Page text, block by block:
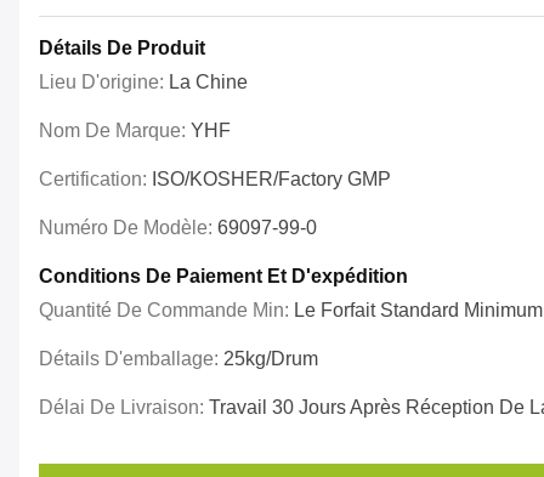
Détails De Produit
Lieu D'origine: La Chine
Nom De Marque: YHF
Certification: ISO/KOSHER/Factory GMP
Numéro De Modèle: 69097-99-0
Conditions De Paiement Et D'expédition
Quantité De Commande Min: Le Forfait Standard
Détails D'emballage: 25kg/drum
Délai De Livraison: Travail 30 Jours Après Réception De